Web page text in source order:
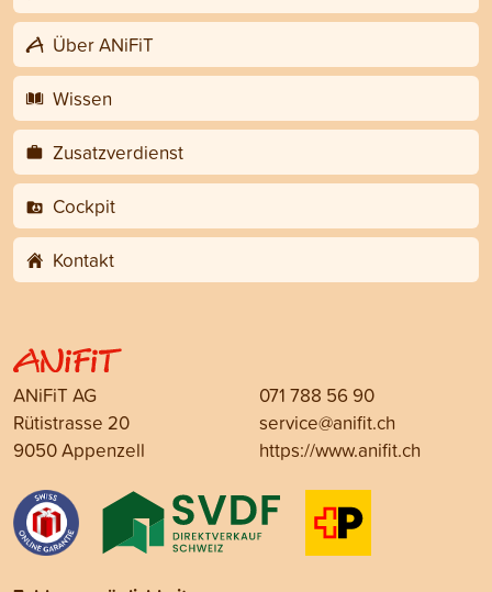
Über ANiFiT
Wissen
Zusatzverdienst
Cockpit
Kontakt
ANiFiT AG
Rütistrasse 20
9050 Appenzell
071 788 56 90
service@anifit.ch
https://www.anifit.ch